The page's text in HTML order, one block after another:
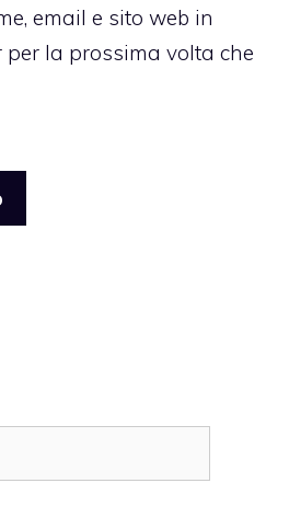
email e sito web in
la prossima volta che